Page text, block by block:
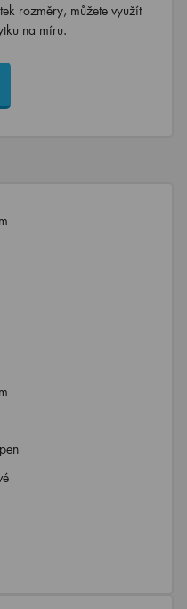
rozměry, můžete využít
na míru.